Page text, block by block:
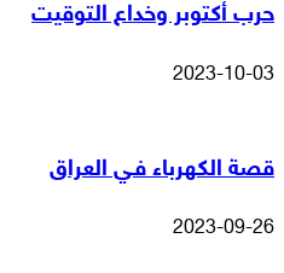
حرب أكتوبر وخداع التوقيت
2023-10-03
قصة الكهرباء فـي العراق
2023-09-26